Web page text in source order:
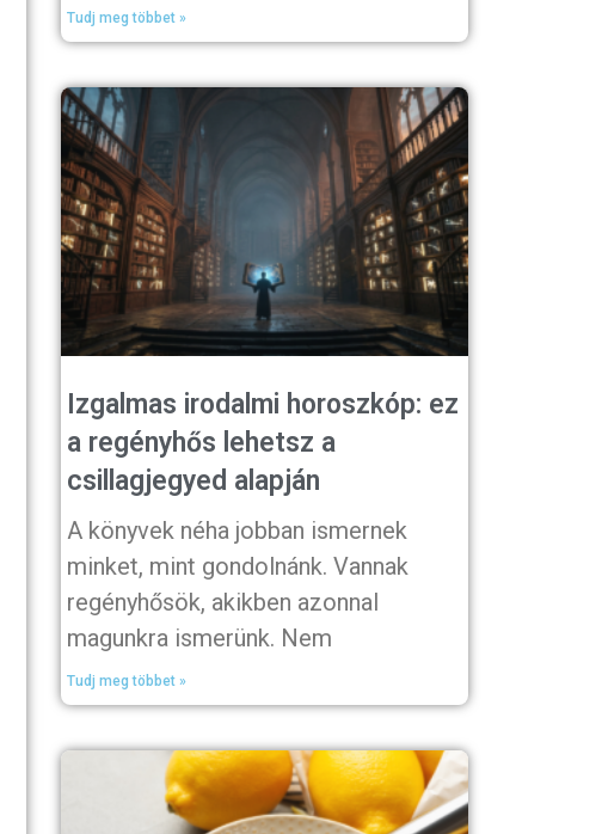
Tudj meg többet »
Izgalmas irodalmi horoszkóp: ez
a regényhős lehetsz a
csillagjegyed alapján
A könyvek néha jobban ismernek
minket, mint gondolnánk. Vannak
regényhősök, akikben azonnal
magunkra ismerünk. Nem
Tudj meg többet »